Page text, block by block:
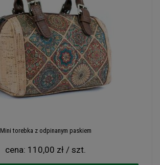
Mini torebka z odpinanym paskiem
cena: 110,00 zł / szt.